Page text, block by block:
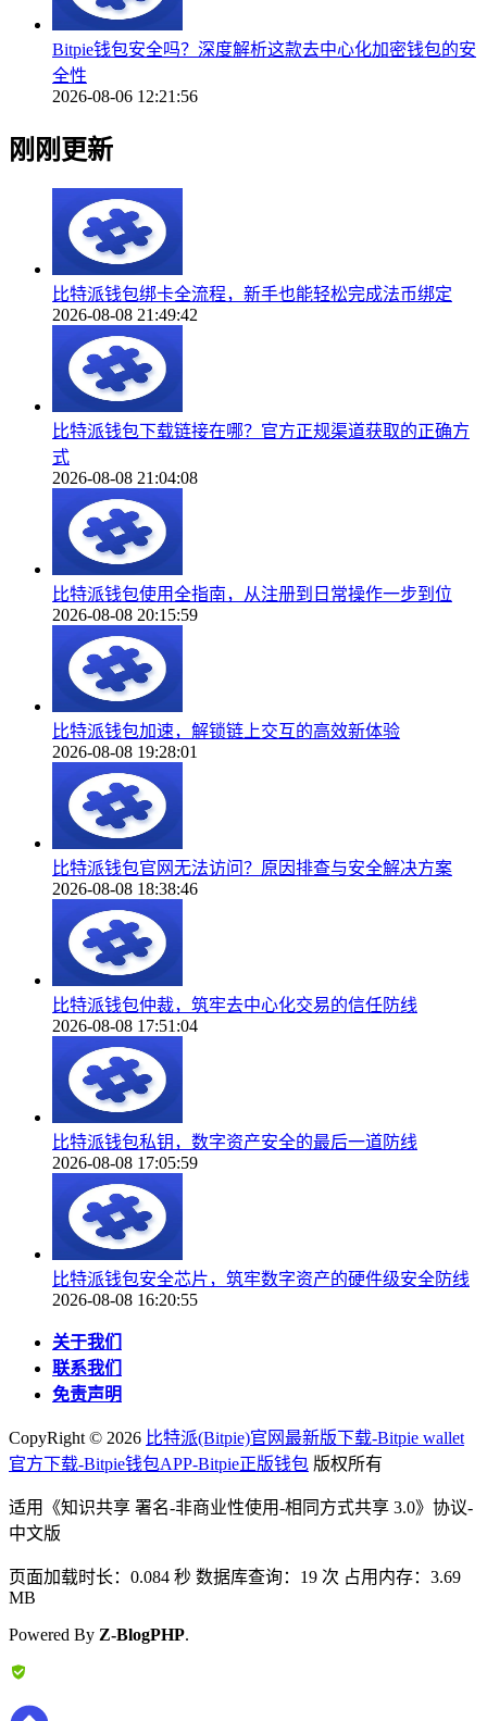
Bitpie钱包安全吗？深度解析这款去中心化加密钱包的安
全性
2026-08-06 12:21:56
刚刚更新
比特派钱包绑卡全流程，新手也能轻松完成法币绑定
2026-08-08 21:49:42
比特派钱包下载链接在哪？官方正规渠道获取的正确方
式
2026-08-08 21:04:08
比特派钱包使用全指南，从注册到日常操作一步到位
2026-08-08 20:15:59
比特派钱包加速，解锁链上交互的高效新体验
2026-08-08 19:28:01
比特派钱包官网无法访问？原因排查与安全解决方案
2026-08-08 18:38:46
比特派钱包仲裁，筑牢去中心化交易的信任防线
2026-08-08 17:51:04
比特派钱包私钥，数字资产安全的最后一道防线
2026-08-08 17:05:59
比特派钱包安全芯片，筑牢数字资产的硬件级安全防线
2026-08-08 16:20:55
关于我们
联系我们
免责声明
CopyRight © 2026 比特派(Bitpie)官网最新版下载-Bitpie wallet
官方下载-Bitpie钱包APP-Bitpie正版钱包 版权所有
适用《知识共享 署名-非商业性使用-相同方式共享 3.0》协议-
中文版
页面加载时长：0.084 秒 数据库查询：19 次 占用内存：3.69
MB
Powered By Z-BlogPHP.